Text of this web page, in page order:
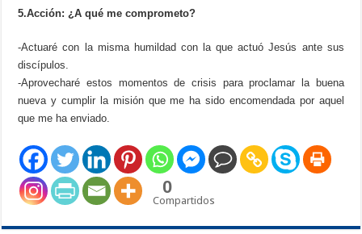
5.Acción: ¿A qué me comprometo?
-Actuaré con la misma humildad con la que actuó Jesús ante sus
discípulos.
-Aprovecharé estos momentos de crisis para proclamar la buena
nueva y cumplir la misión que me ha sido encomendada por aquel
que me ha enviado.
0
Compartidos